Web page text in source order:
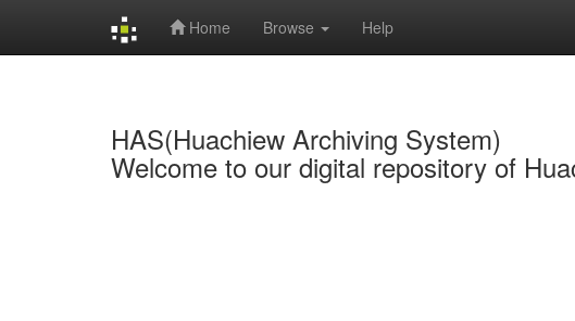
Home Browse Help
HAS(Huachiew Archiving System)
Welcome to our digital repository of